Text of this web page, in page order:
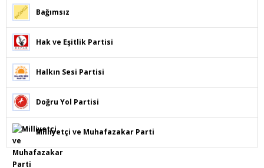
Bağımsız
Hak ve Eşitlik Partisi
Halkın Sesi Partisi
Doğru Yol Partisi
Milliyetçi ve Muhafazakar Parti